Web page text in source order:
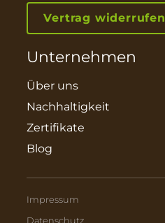
Vertrag widerrufen
Unternehmen
Über uns
Nachhaltigkeit
Zertifikate
Blog
Impressum
Datenschutz